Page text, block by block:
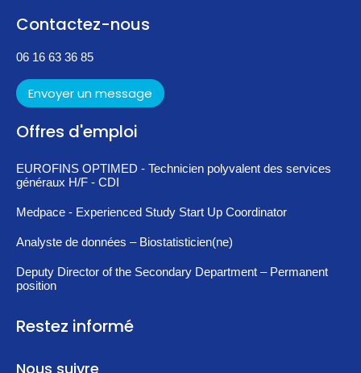
Contactez-nous
06 16 63 36 85
Envoyer un message
Offres d'emploi
EUROFINS OPTIMED - Technicien polyvalent des services
généraux H/F - CDI
Medpace - Experienced Study Start Up Coordinator
Analyste de données – Biostatisticien(ne)
Deputy Director of the Secondary Department – Permanent
position
Restez informé
Nous suivre